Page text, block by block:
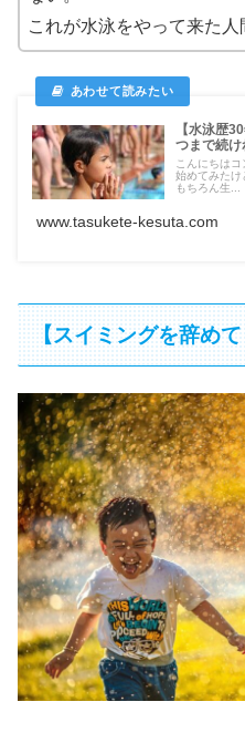
これが水泳をやって来た人
【水泳歴
つまで続け
こんにちは
始めてみたけ
もちろん生...
www.tasukete-kesuta.com
【スイミングを辞め